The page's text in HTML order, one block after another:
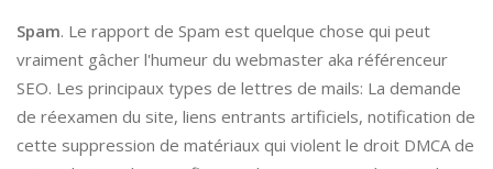
Spam. Le rapport de Spam est quelque chose qui peut
vraiment gâcher l'humeur du webmaster aka référenceur
SEO. Les principaux types de lettres de mails: La demande
de réexamen du site, liens entrants artificiels, notification de
cette suppression de matériaux qui violent le droit DMCA de